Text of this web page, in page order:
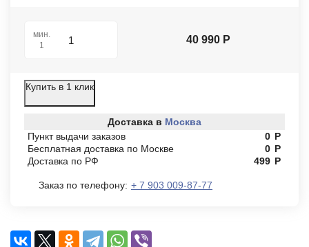
мин.
1
40 990 Р
Купить в 1 клик
Доставка в Москва
Пункт выдачи заказов
0 Р
Бесплатная доставка по Москве
0 Р
Доставка по РФ
499 Р
Заказ по телефону: + 7 903 009-87-77